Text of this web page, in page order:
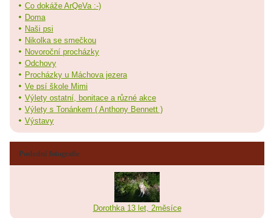
Co dokáže ArQeVa :-)
Doma
Naši psi
Nikolka se smečkou
Novoroční procházky
Odchovy
Procházky u Máchova jezera
Ve psí škole Mimi
Výlety ostatní, bonitace a různé akce
Výlety s Tonánkem ( Anthony Bennett )
Výstavy
Poslední fotografie
Dorothka 13 let, 2měsíce